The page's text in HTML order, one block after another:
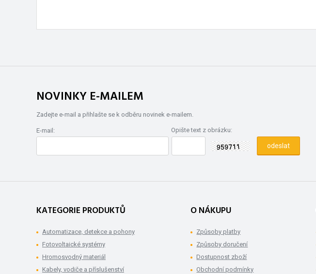
NOVINKY E-MAILEM
Zadejte e-mail a přihlašte se k odběru novinek e-mailem.
E-mail: Opište text z obrázku:
KATEGORIE PRODUKTŮ
Automatizace, detekce a pohony
Fotovoltaické systémy
Hromosvodný materiál
Kabely, vodiče a příslušenství
O NÁKUPU
Způsoby platby
Způsoby doručení
Dostupnost zboží
Obchodní podmínky